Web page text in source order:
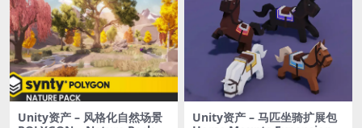
Unity资产 – 风格化自然场景
Unity资产 – 马匹坐骑扩展包